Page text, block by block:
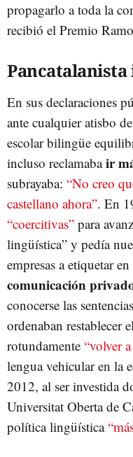
propagarlo a toda la
recibió el Premio
En sus declaraciones
ante cualquier atisbo
escolar bilingüe
incluso reclamabair
subrayaba: “No creo
castellano ahora”. En
“coercitivas” para
lingüística” y pedía
empresas a etiquetar
comunicación
conocerse las
ordenaban restablecer
rotundamente “volver
lengua vehicular en la
2012, al ser investida
Universitat Oberta de
política lingüística